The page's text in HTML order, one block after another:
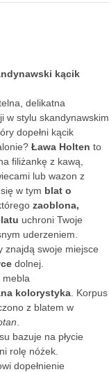
kącik
delikatna
w stylu skandynawskim.
dopełni kącik
Ława Holten to
filiżankę z kawą,
lub wazon z
w tym blat o
zaoblona,
uchroni Twoje
uderzeniem.
znajdą swoje miejsce
dolnej.
mebla
kolorystyka . Korpus
z blatem w
bazuje na płycie
rolę nóżek.
dopełnienie